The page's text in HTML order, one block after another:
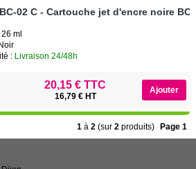
02 C - Cartouche jet d'encre noire
ml
: Livraison 24/48h
20,15 € TTC
16,79 € HT
1 à2 (sur2 produits) Page 1